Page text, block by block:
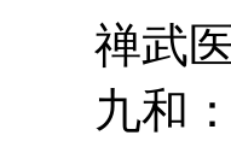
禅武医
九和：